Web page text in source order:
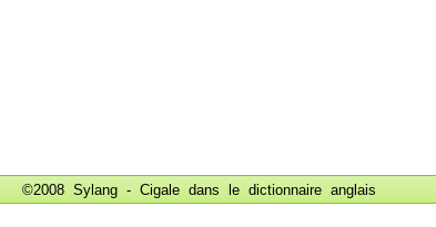
©2008 Sylang - Cigale dans le dictionnaire anglais